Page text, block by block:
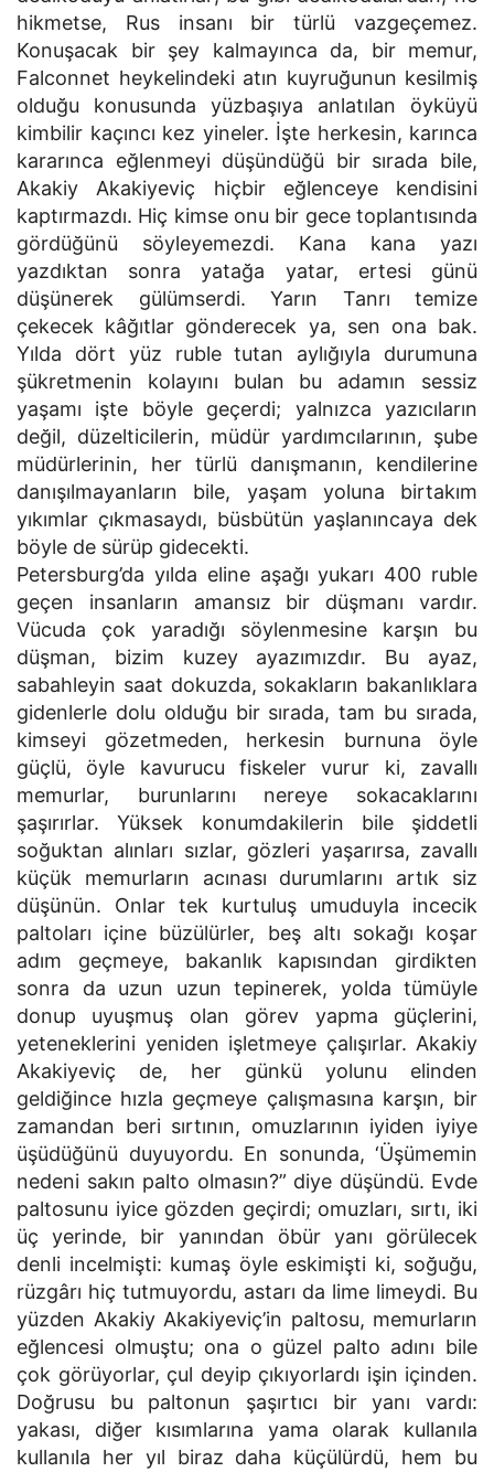
hikmetse, Rus insanı bir türlü vazgeçemez.
Konuşacak bir şey kalmayınca da, bir memur,
Falconnet heykelindeki atın kuyruğunun kesilmiş
olduğu konusunda yüzbaşıya anlatılan öyküyü
kimbilir kaçıncı kez yineler. İşte herkesin, karınca
kararınca eğlenmeyi düşündüğü bir sırada bile,
Akakiy Akakiyeviç hiçbir eğlenceye kendisini
kaptırmazdı. Hiç kimse onu bir gece toplantısında
gördüğünü söyleyemezdi. Kana kana yazı
yazdıktan sonra yatağa yatar, ertesi günü
düşünerek gülümserdi. Yarın Tanrı temize
çekecek kâğıtlar gönderecek ya, sen ona bak.
Yılda dört yüz ruble tutan aylığıyla durumuna
şükretmenin kolayını bulan bu adamın sessiz
yaşamı işte böyle geçerdi; yalnızca yazıcıların
değil, düzelticilerin, müdür yardımcılarının, şube
müdürlerinin, her türlü danışmanın, kendilerine
danışılmayanların bile, yaşam yoluna birtakım
yıkımlar çıkmasaydı, büsbütün yaşlanıncaya dek
böyle de sürüp gidecekti.
Petersburg’da yılda eline aşağı yukarı 400 ruble
geçen insanların amansız bir düşmanı vardır.
Vücuda çok yaradığı söylenmesine karşın bu
düşman, bizim kuzey ayazımızdır. Bu ayaz,
sabahleyin saat dokuzda, sokakların bakanlıklara
gidenlerle dolu olduğu bir sırada, tam bu sırada,
kimseyi gözetmeden, herkesin burnuna öyle
güçlü, öyle kavurucu fiskeler vurur ki, zavallı
memurlar, burunlarını nereye sokacaklarını
şaşırırlar. Yüksek konumdakilerin bile şiddetli
soğuktan alınları sızlar, gözleri yaşarırsa, zavallı
küçük memurların acınası durumlarını artık siz
düşünün. Onlar tek kurtuluş umuduyla incecik
paltoları içine büzülürler, beş altı sokağı koşar
adım geçmeye, bakanlık kapısından girdikten
sonra da uzun uzun tepinerek, yolda tümüyle
donup uyuşmuş olan görev yapma güçlerini,
yeteneklerini yeniden işletmeye çalışırlar. Akakiy
Akakiyeviç de, her günkü yolunu elinden
geldiğince hızla geçmeye çalışmasına karşın, bir
zamandan beri sırtının, omuzlarının iyiden iyiye
üşüdüğünü duyuyordu. En sonunda, ‘Üşümemin
nedeni sakın palto olmasın?” diye düşündü. Evde
paltosunu iyice gözden geçirdi; omuzları, sırtı, iki
üç yerinde, bir yanından öbür yanı görülecek
denli incelmişti: kumaş öyle eskimişti ki, soğuğu,
rüzgârı hiç tutmuyordu, astarı da lime limeydi. Bu
yüzden Akakiy Akakiyeviç’in paltosu, memurların
eğlencesi olmuştu; ona o güzel palto adını bile
çok görüyorlar, çul deyip çıkıyorlardı işin içinden.
Doğrusu bu paltonun şaşırtıcı bir yanı vardı:
yakası, diğer kısımlarına yama olarak kullanıla
kullanıla her yıl biraz daha küçülürdü, hem bu